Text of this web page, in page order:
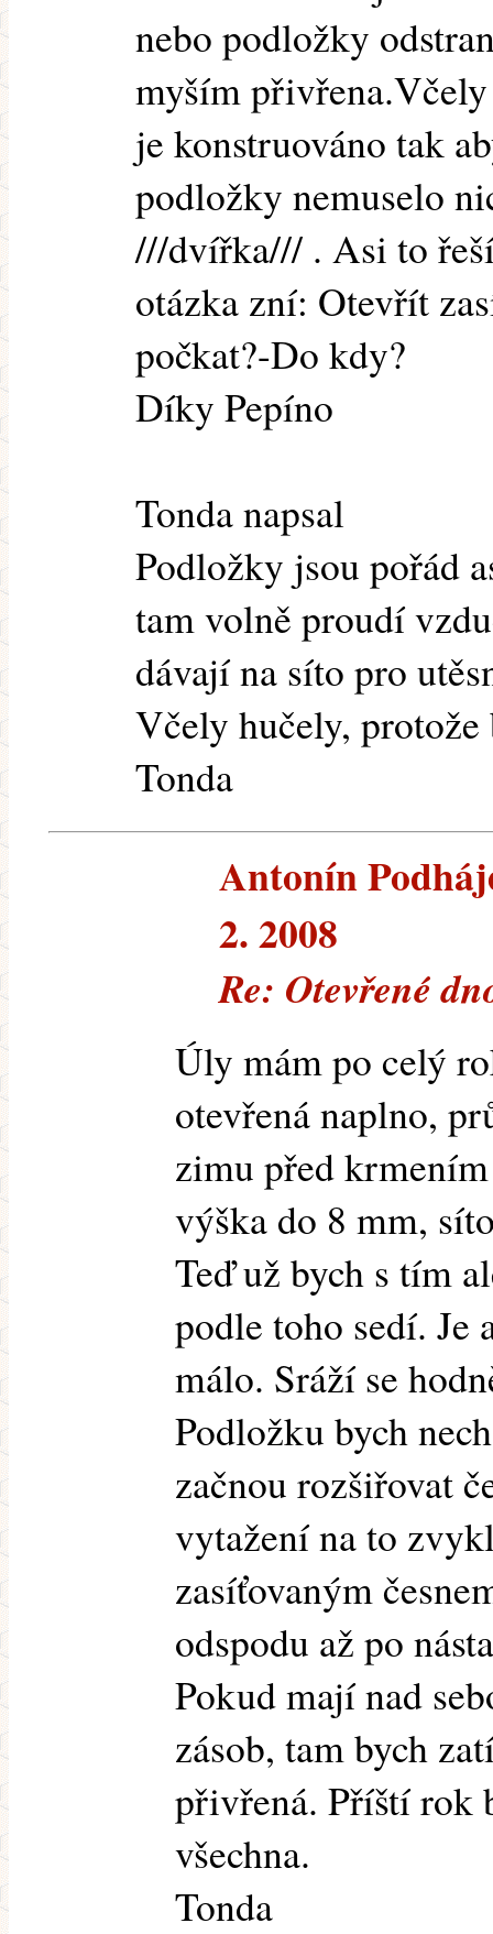
nebo podložky
myším
je konstruováno tak
podložky nemuselo
///dvířka/// . Asi to
otázka zní: Otevřít
počkat?-Do kdy?
Díky Pepíno
Tonda napsal
Podložky jsou pořád
tam volně proudí
dávají na síto pro
Včely hučely,
Tonda
Antonín
2. 2008
Re: Otevřené
Úly mám po celý
otevřená naplno,
zimu před
výška do 8 mm,
Teď už bych s tím
podle toho sedí. Je
málo. Sráží se
Podložku bych
začnou rozšiřovat
vytažení na to
zasíťovaným
odspodu až po
Pokud mají nad
zásob, tam bych
přivřená. Příští rok
všechna.
Tonda